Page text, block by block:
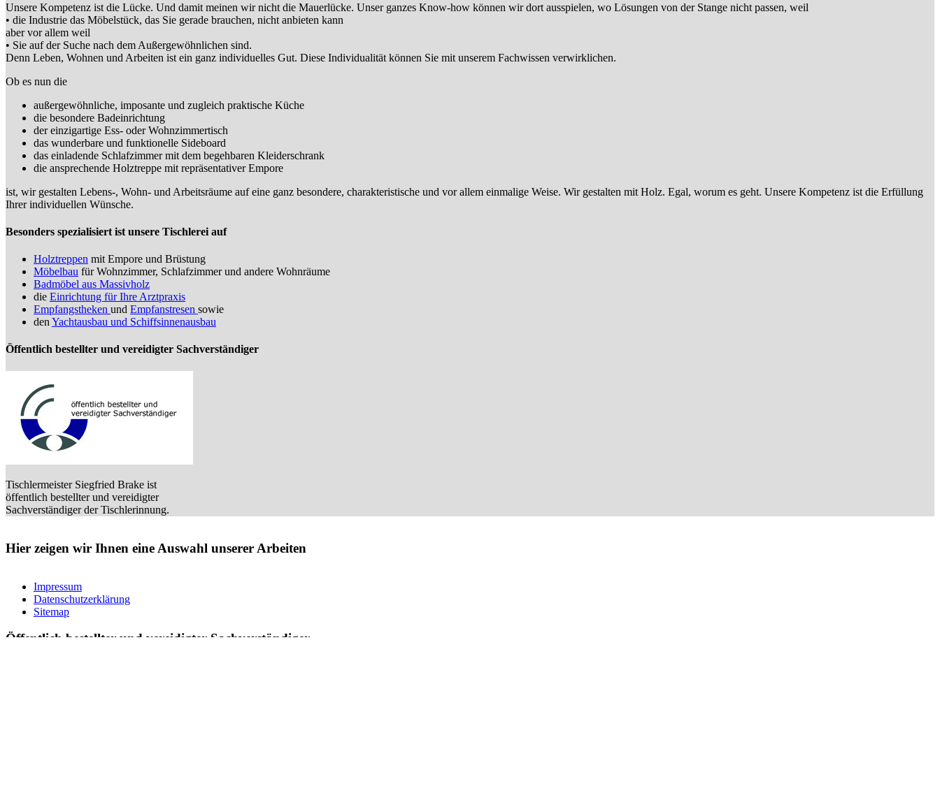
Unsere Kompetenz ist die Lücke. Und damit meinen wir nicht die Mauerlücke. Unser ganzes Know-how können wir dort ausspielen, wo Lösungen von der Stange nicht passen, weil
• die Industrie das Möbelstück, das Sie gerade brauchen, nicht anbieten kann
aber vor allem weil
• Sie auf der Suche nach dem Außergewöhnlichen sind.
Denn Leben, Wohnen und Arbeiten ist ein ganz individuelles Gut. Diese Individualität können Sie mit unserem Fachwissen verwirklichen.
Ob es nun die
außergewöhnliche, imposante und zugleich praktische Küche
die besondere Badeinrichtung
der einzigartige Ess- oder Wohnzimmertisch
das wunderbare und funktionelle Sideboard
das einladende Schlafzimmer mit dem begehbaren Kleiderschrank
die ansprechende Holztreppe mit repräsentativer Empore
ist, wir gestalten Lebens-, Wohn- und Arbeitsräume auf eine ganz besondere, charakteristische und vor allem einmalige Weise. Wir gestalten mit Holz. Egal, worum es geht. Unsere Kompetenz ist die Erfüllung
Ihrer individuellen Wünsche.
Besonders spezialisiert ist unsere Tischlerei auf
Holztreppen mit Empore und Brüstung
Möbelbau für Wohnzimmer, Schlafzimmer und andere Wohnräume
Badmöbel aus Massivholz
die Einrichtung für Ihre Arztpraxis
Empfangstheken und Empfanstresen sowie
den Yachtausbau und Schiffsinnenausbau
Öffentlich bestellter und vereidigter Sachverständiger
Tischlermeister Siegfried Brake ist
öffentlich bestellter und vereidigter
Sachverständiger der Tischlerinnung.
Hier zeigen wir Ihnen eine Auswahl unserer Arbeiten
Impressum
Datenschutzerklärung
Sitemap
Öffentlich bestellter und vereidigter Sachverständiger